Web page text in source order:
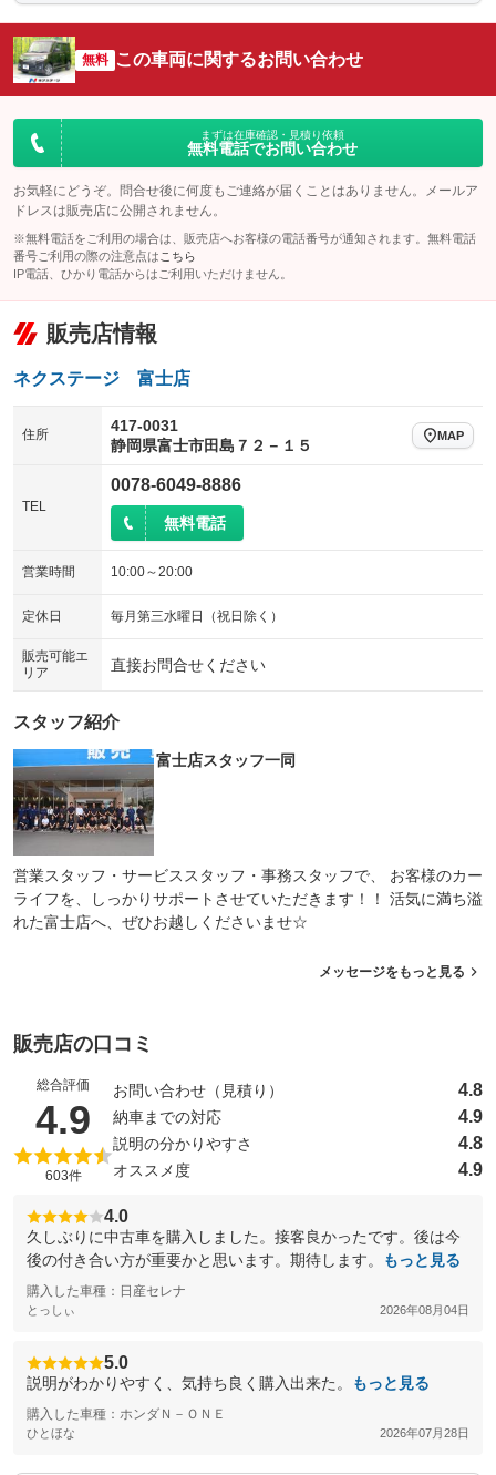
：装備なし ：装備なし
サイドカメラ
：装備なし ルーフレール
：装備なし
：装備なし
：装備なし
無料 この車両に関するお問い合わせ
まずは在庫確認・見積り依頼
無料電話でお問い合わせ
お気軽にどうぞ。問合せ後に何度もご連絡が届くことはありません。メールア
ドレスは販売店に公開されません。
※無料電話をご利用の場合は、販売店へお客様の電話番号が通知されます。無料電話
番号ご利用の際の注意点は こちら
IP電話、ひかり電話からはご利用いただけません。
販売店情報
ネクステージ 富士店
住所
417-0031
静岡県富士市田島７２－１５
MAP
TEL
0078-6049-8886
無料電話
営業時間 10:00～20:00
定休日 毎月第三水曜日（祝日除く）
販売可能エ
リア
直接お問合せください
スタッフ紹介
富士店スタッフ一同
営業スタッフ・サービススタッフ・事務スタッフで、 お客様のカー
ライフを、しっかりサポートさせていただきます！！ 活気に満ち溢
れた富士店へ、ぜひお越しくださいませ☆
メッセージをもっと見る
販売店の口コミ
総合評価
4.9 （5点満点中）
603件
お問い合わせ（見積り） 4.8
納車までの対応 4.9
説明の分かりやすさ 4.8
オススメ度 4.9
4.0
久しぶりに中古車を購入しました。接客良かったです。後は今
後の付き合い方が重要かと思います。期待します。
もっと見る
購入した車種：日産セレナ
とっしぃ 2026年08月04日
5.0
説明がわかりやすく、気持ち良く購入出来た。 もっと見る
購入した車種：ホンダＮ－ＯＮＥ
ひとほな 2026年07月28日